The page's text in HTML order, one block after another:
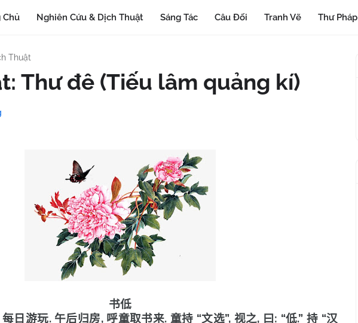
Chủ Nghiên Cứu & Dịch Thuật Sáng Tác Câu Đối Tranh Vẽ Thư Pháp
Thuật
Thư đê (Tiếu lâm quảng kí)
书低
每日游玩. 午后归房, 呼童取书来. 童持 “文选”, 视之, 曰 : “低.” 持 “汉